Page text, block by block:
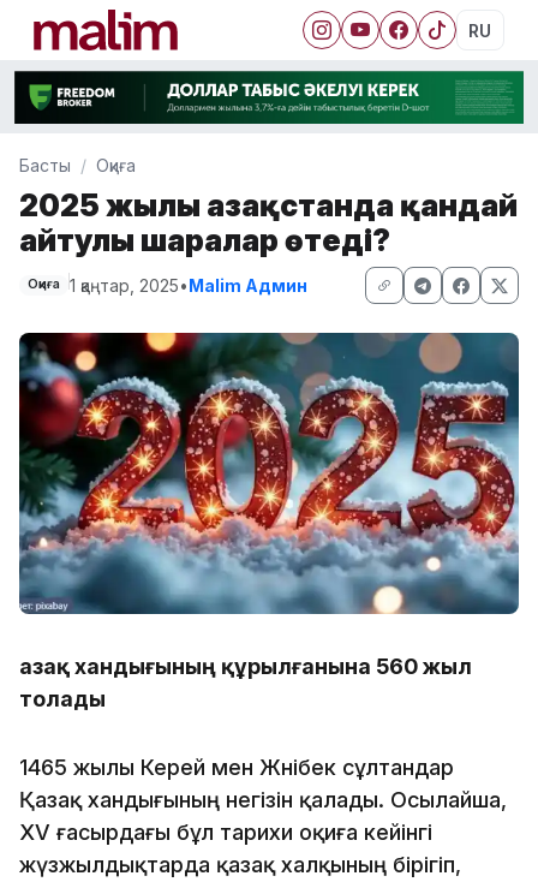
RU
Басты Оқиға
2025 жылы Қазақстанда қандай
айтулы шаралар өтеді?
Оқиға 1 қаңтар, 2025•Malim Админ
Қазақ хандығының құрылғанына 560 жыл
толады
1465 жылы Керей мен Жәнібек сұлтандар
Қазақ хандығының негізін қалады. Осылайша,
XV ғасырдағы бұл тарихи оқиға кейінгі
жүзжылдықтарда қазақ халқының бірігіп,